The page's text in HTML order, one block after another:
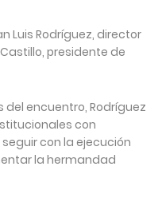
Luis Rodríguez, director
Castillo, presidente de
encuentro, Rodríguez
con
seguir con la ejecución
la hermandad